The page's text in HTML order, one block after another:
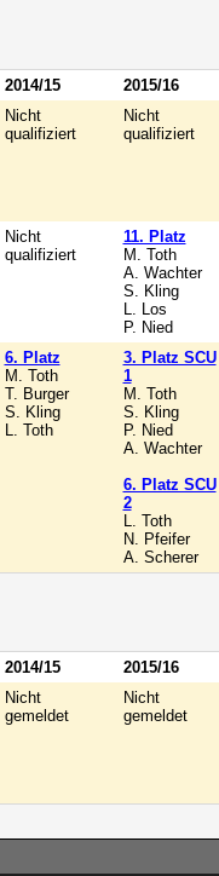
2014/15 2015/16
Nicht
qualifiziert
Nicht
qualifiziert
Nicht
qualifiziert
11. Platz
M. Toth
A. Wachter
S. Kling
L. Los
P. Nied
6. Platz
M. Toth
T. Burger
S. Kling
L. Toth
3. Platz SCU
1
M. Toth
S. Kling
P. Nied
A. Wachter
6. Platz SCU
2
L. Toth
N. Pfeifer
A. Scherer
2014/15 2015/16
Nicht
gemeldet
Nicht
gemeldet